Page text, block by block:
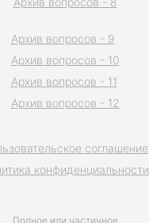
Полное или частичное
соглашение
конфиденциальности
Архив вопросов - 9
Архив вопросов - 10
Архив вопросов - 11
Архив вопросов - 12